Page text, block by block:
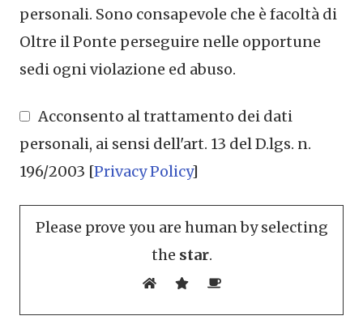
personali. Sono consapevole che è facoltà di
Oltre il Ponte perseguire nelle opportune
sedi ogni violazione ed abuso.
Acconsento al trattamento dei dati
personali, ai sensi dell'art. 13 del D.lgs. n.
196/2003 [Privacy Policy]
Please prove you are human by selecting
the star.